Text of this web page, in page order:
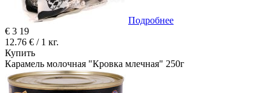
Подробнее
€ 3 19
12.76 € / 1 кг.
Купить
Карамель молочная "Кровка млечная" 250г